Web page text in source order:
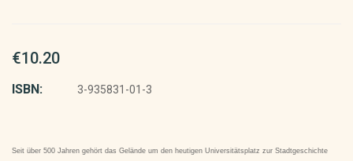
€10.20
ISBN: 3-935831-01-3
Seit über 500 Jahren gehört das Gelände um den heutigen Universitätsplatz zur Stadtgeschichte